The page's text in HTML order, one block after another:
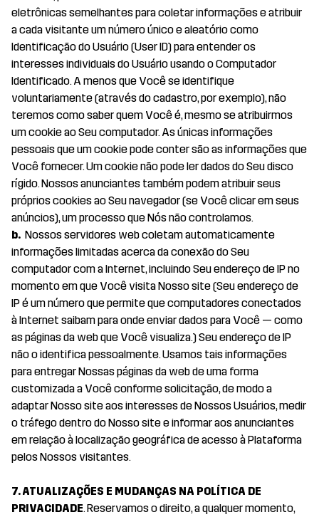
eletrônicas semelhantes para coletar informações e atribuir
a cada visitante um número único e aleatório como
Identificação do Usuário (User ID) para entender os
interesses individuais do Usuário usando o Computador
Identificado. A menos que Você se identifique
voluntariamente (através do cadastro, por exemplo), não
teremos como saber quem Você é, mesmo se atribuirmos
um cookie ao Seu computador. As únicas informações
pessoais que um cookie pode conter são as informações que
Você fornecer. Um cookie não pode ler dados do Seu disco
rígido. Nossos anunciantes também podem atribuir seus
próprios cookies ao Seu navegador (se Você clicar em seus
anúncios), um processo que Nós não controlamos.
b. Nossos servidores web coletam automaticamente
informações limitadas acerca da conexão do Seu
computador com a Internet, incluindo Seu endereço de IP no
momento em que Você visita Nosso site (Seu endereço de
IP é um número que permite que computadores conectados
à Internet saibam para onde enviar dados para Você — como
as páginas da web que Você visualiza.) Seu endereço de IP
não o identifica pessoalmente. Usamos tais informações
para entregar Nossas páginas da web de uma forma
customizada a Você conforme solicitação, de modo a
adaptar Nosso site aos interesses de Nossos Usuários, medir
o tráfego dentro do Nosso site e informar aos anunciantes
em relação à localização geográfica de acesso à Plataforma
pelos Nossos visitantes.
7. ATUALIZAÇÕES E MUDANÇAS NA POLÍTICA DE
PRIVACIDADE. Reservamos o direito, a qualquer momento,